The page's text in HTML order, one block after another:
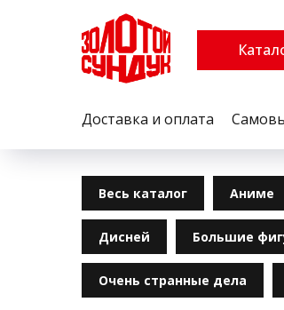
Доставка и оплата
Весь каталог Аниме
Дисней Большие
Очень странные дела